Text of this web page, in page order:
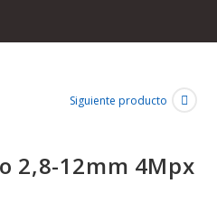
Siguiente producto
2,8-12mm 4Mpx